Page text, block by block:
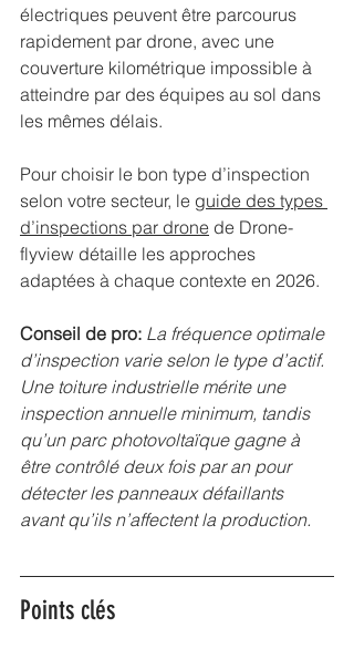
électriques peuvent être parcourus
rapidement par drone, avec une
couverture kilométrique impossible à
atteindre par des équipes au sol dans
les mêmes délais.
Pour choisir le bon type d’inspection
selon votre secteur, le guide des types
d’inspections par drone de Drone-
flyview détaille les approches
adaptées à chaque contexte en 2026.
Conseil de pro: La fréquence optimale
d’inspection varie selon le type d’actif.
Une toiture industrielle mérite une
inspection annuelle minimum, tandis
qu’un parc photovoltaïque gagne à
être contrôlé deux fois par an pour
détecter les panneaux défaillants
avant qu’ils n’affectent la production.
Points clés